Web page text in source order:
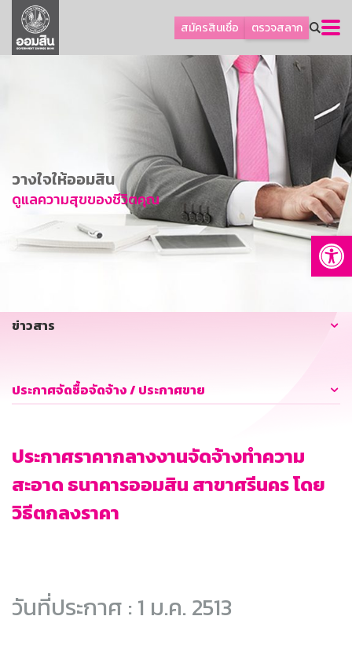
สมัครสินเชื่อ ตรวจสลาก
ลูกค้าธุรกิจ
ลูกค้าผู้ประกอบรายย่อย
การพัฒนาที่ยั่งยืน
ข่าวสาร
บริการทางการเงิน
อื่นๆ
วางใจให้ออมสิน
ดูแลความสุขของชีวิตคุณ
ข่าวสาร
ประกาศจัดซื้อจัดจ้าง / ประกาศขาย
ประกาศราคากลางงานจัดจ้างทำความ
สะอาด ธนาคารออมสิน สาขาศรีนคร โดย
วิธีตกลงราคา
วันที่ประกาศ : 1 ม.ค. 2513